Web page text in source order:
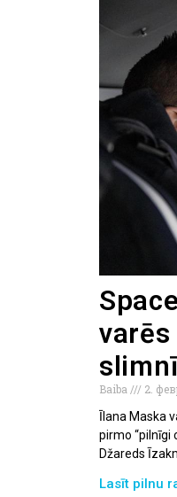
Baiba
2.
Īlana Maska
pirmo “pilnīgi
Džareds
Lasīt pilnu